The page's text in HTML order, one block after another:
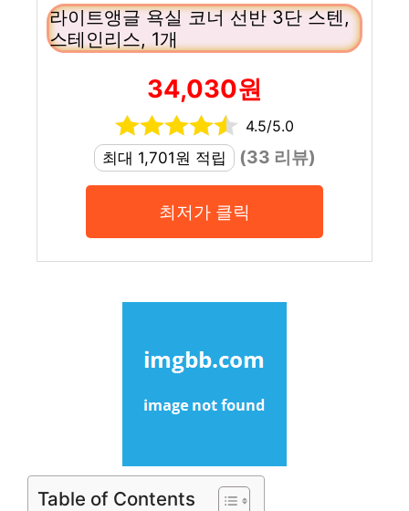
라이트앵글 욕실 코너 선반 3단 스텐,
스테인리스, 1개
34,030원
4.5/5.0
최대 1,701원 적립
(33 리뷰)
최저가 클릭
Table of Contents